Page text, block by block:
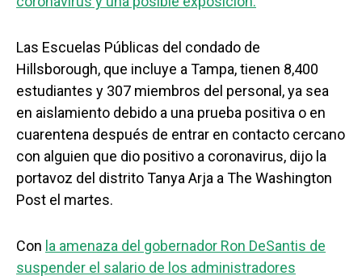
Las Escuelas Públicas del condado de
Hillsborough, que incluye a Tampa, tienen 8,400
estudiantes y 307 miembros del personal, ya sea
en aislamiento debido a una prueba positiva o en
cuarentena después de entrar en contacto cercano
con alguien que dio positivo a coronavirus, dijo la
portavoz del distrito Tanya Arja a The Washington
Post el martes.
Con la amenaza del gobernador Ron DeSantis de
suspender el salario de los administradores